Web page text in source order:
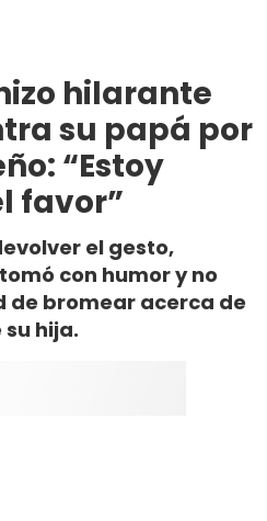
hilarante
su papá por
“Estoy
favor”
el gesto,
con humor y no
bromear acerca de
hija.